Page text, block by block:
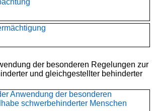
der besonderen Regelungen zur
und gleichgestellter behinderter
Anwendung der besonderen
schwerbehinderter Menschen